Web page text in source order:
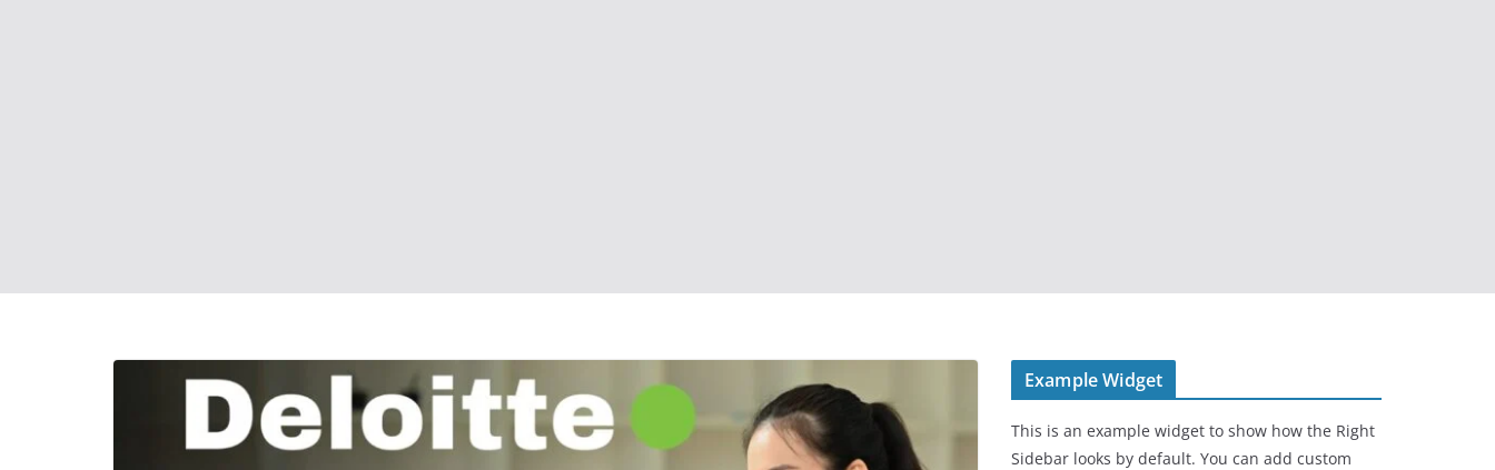
Example Widget
This is an example widget to show how the Right
Sidebar looks by default. You can add custom